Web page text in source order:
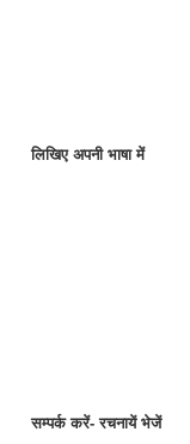
लिखिए अपनी भाषा में
सम्पर्क करें- रचनायें भेजें